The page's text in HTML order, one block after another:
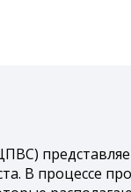
В процессе